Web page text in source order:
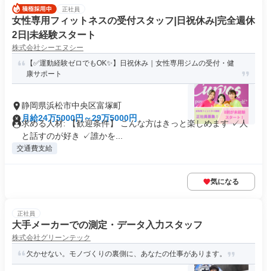
正社員
女性専用フィットネスの受付スタッフ|日祝休み|完全週休
2日|未経験スタート
株式会社シーエヌシー
【✅運動経験ゼロでもOK✨】日祝休み｜女性専用ジムの受付・健
康サポート
静岡県浜松市中央区富塚町
月給24万5000円～29万5000円
求める人材: 【歓迎条件】 こんな方はきっと楽しめます ✓人
と話すのが好き ✓誰かを...
交通費支給
気になる
正社員
大手メーカーでの測定・データ入力スタッフ
株式会社グリーンテック
欠かせない。モノづくりの裏側に、あなたの仕事があります。